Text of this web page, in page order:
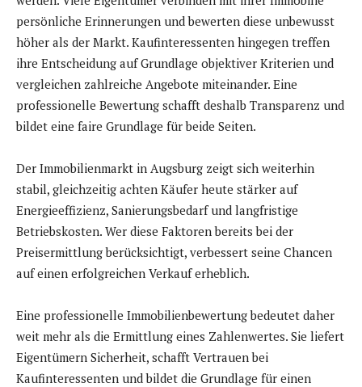
persönliche Erinnerungen und bewerten diese unbewusst
höher als der Markt. Kaufinteressenten hingegen treffen
ihre Entscheidung auf Grundlage objektiver Kriterien und
vergleichen zahlreiche Angebote miteinander. Eine
professionelle Bewertung schafft deshalb Transparenz und
bildet eine faire Grundlage für beide Seiten.
Der Immobilienmarkt in Augsburg zeigt sich weiterhin
stabil, gleichzeitig achten Käufer heute stärker auf
Energieeffizienz, Sanierungsbedarf und langfristige
Betriebskosten. Wer diese Faktoren bereits bei der
Preisermittlung berücksichtigt, verbessert seine Chancen
auf einen erfolgreichen Verkauf erheblich.
Eine professionelle Immobilienbewertung bedeutet daher
weit mehr als die Ermittlung eines Zahlenwertes. Sie liefert
Eigentümern Sicherheit, schafft Vertrauen bei
Kaufinteressenten und bildet die Grundlage für einen